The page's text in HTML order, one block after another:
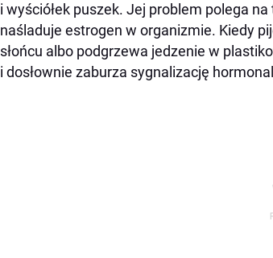
i wyściółek puszek. Jej problem polega
naśladuje estrogen w organizmie. Kiedy
słońcu albo podgrzewa jedzenie w
i dosłownie zaburza sygnalizację